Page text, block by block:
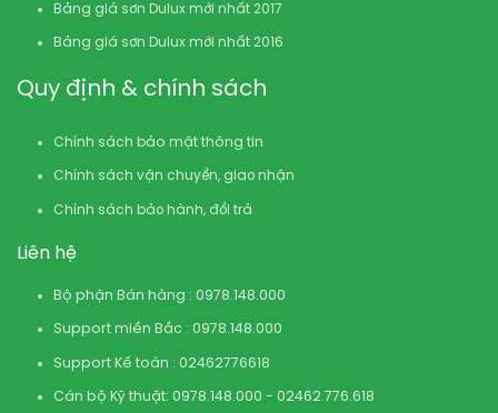
Bảng giá sơn Dulux mới nhất 2017
Bảng giá sơn Dulux mới nhất 2016
Quy định & chính sách
Chính sách bảo mật thông tin
Chính sách vận chuyển, giao nhận
Chính sách bảo hành, đổi trả
Liên hệ
Bộ phận Bán hàng : 0978.148.000
Support miền Bắc : 0978.148.000
Support Kế toán : 02462776618
Cán bộ Kỹ thuật: 0978.148.000 - 02462.776.618